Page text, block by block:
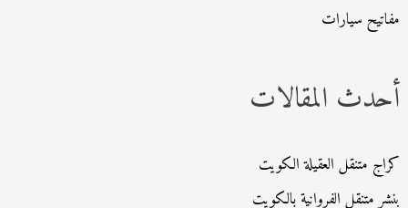
مفاتيح سيارات
أحدث المقالات
كراج متنقل العقيلة الكويت
بنشر متنقل الفروانية بالكويت